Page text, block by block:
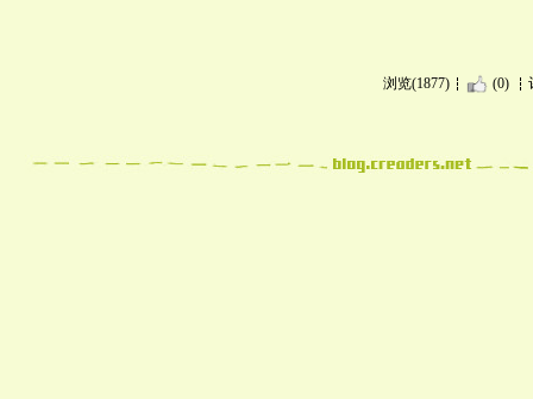
浏览(1877) (0)